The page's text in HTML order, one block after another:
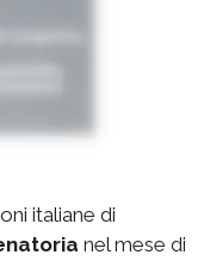
italiane di
nel mese di